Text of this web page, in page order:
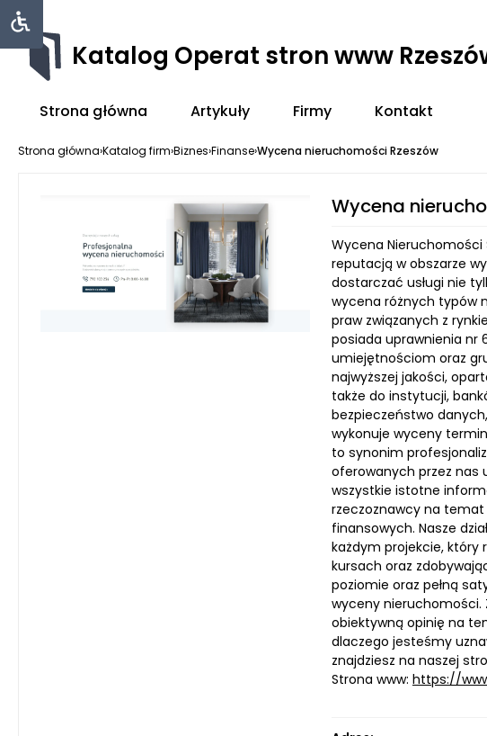
Katalog Operat stron www
Strona główna Artykuły Firmy Kontakt
Strona główna›Katalog firm›Biznes›Finanse›Wycena nieruchomości Rzeszów
Wycena
Wycena
reputacją w obszarze
dostarczać usługi nie
wycena różnych typów
praw związanych z
posiada uprawnienia nr
umiejętnościom oraz
najwyższej jakości,
także do instytucji,
bezpieczeństwo
wykonuje wyceny
to synonim
oferowanych przez nas
wszystkie istotne
rzeczoznawcy na
finansowych. Nasze
każdym projekcie, który
kursach oraz
poziomie oraz pełną
wyceny nieruchomości.
obiektywną opinię na
dlaczego jesteśmy
znajdziesz na naszej
Strona www: https://